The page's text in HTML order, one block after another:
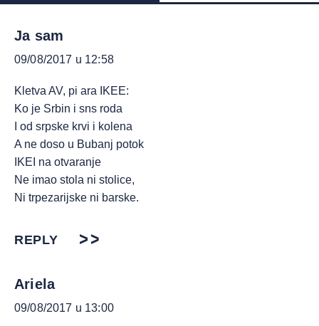
Ja sam
09/08/2017 u 12:58
Kletva AV, pi ara IKEE:
Ko je Srbin i sns roda
I od srpske krvi i kolena
A ne doso u Bubanj potok
IKEI na otvaranje
Ne imao stola ni stolice,
Ni trpezarijske ni barske.
REPLY
Ariela
09/08/2017 u 13:00